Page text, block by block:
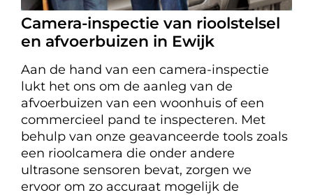
Camera-inspectie van rioolstelsel
en afvoerbuizen in Ewijk
Aan de hand van een camera-inspectie
lukt het ons om de aanleg van de
afvoerbuizen van een woonhuis of een
commercieel pand te inspecteren. Met
behulp van onze geavanceerde tools zoals
een rioolcamera die onder andere
ultrasone sensoren bevat, zorgen we
ervoor om zo accuraat mogelijk de